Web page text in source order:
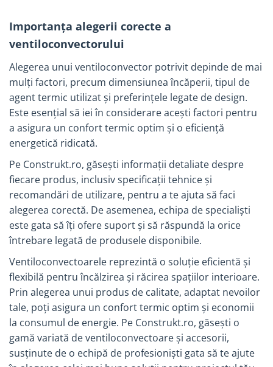
Obiecte sanitare
Baterii baie
Baterii bucatarie
Baterii bucatarie cu filtru
Clapete de actionare
Rezervoare WC incastrate
Rezervoare WC clasice
Vase WC
Lavoare
Chiuvete bucatarie
Rigole de dus
Sisteme de dus
Accesorii baie
Accesorii bucatarie
Accesorii lavoare
Accesorii rezervoare si vase WC
Accesorii cazi si cabine de dus
Importanța alegerii corecte a
ventiloconvectorului
Alegerea unui ventiloconvector potrivit depinde de mai
mulți factori, precum dimensiunea încăperii, tipul de
agent termic utilizat și preferințele legate de design.
Este esențial să iei în considerare acești factori pentru
a asigura un confort termic optim și o eficiență
energetică ridicată.​
Pe Construkt.ro, găsești informații detaliate despre
fiecare produs, inclusiv specificații tehnice și
recomandări de utilizare, pentru a te ajuta să faci
alegerea corectă. De asemenea, echipa de specialiști
este gata să îți ofere suport și să răspundă la orice
întrebare legată de produsele disponibile.
Ventiloconvectoarele reprezintă o soluție eficientă și
flexibilă pentru încălzirea și răcirea spațiilor interioare.
Prin alegerea unui produs de calitate, adaptat nevoilor
tale, poți asigura un confort termic optim și economii
la consumul de energie. Pe Construkt.ro, găsești o
gamă variată de ventiloconvectoare și accesorii,
susținute de o echipă de profesioniști gata să te ajute